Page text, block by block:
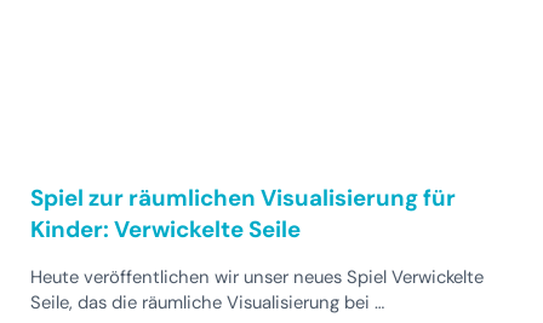
Spiel zur räumlichen Visualisierung für
Kinder: Verwickelte Seile
Heute veröffentlichen wir unser neues Spiel Verwickelte
Seile, das die räumliche Visualisierung bei …